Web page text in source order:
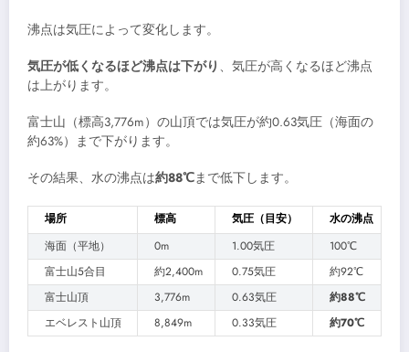
沸点は気圧によって変化します。
気圧が低くなるほど沸点は下がり 、気圧が高くなるほど沸点
は上がります。
富士山（標高3,776m）の山頂では気圧が約0.63気圧（海面の
約63%）まで下がります。
その結果、水の沸点は約88℃まで低下します。
場所 標高 気圧（目安）
水の沸点
海面（平地）
0m 1.00気圧
100℃
富士山5合目
約2,400m 0.75気圧
約92℃
富士山頂
3,776m 0.63気圧
約88℃
エベレスト山頂
8,849m 0.33気圧 約70℃